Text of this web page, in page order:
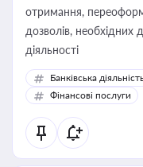
отримання,
дозволів, необхідних
діяльності
Банківська
Фінансові послуги